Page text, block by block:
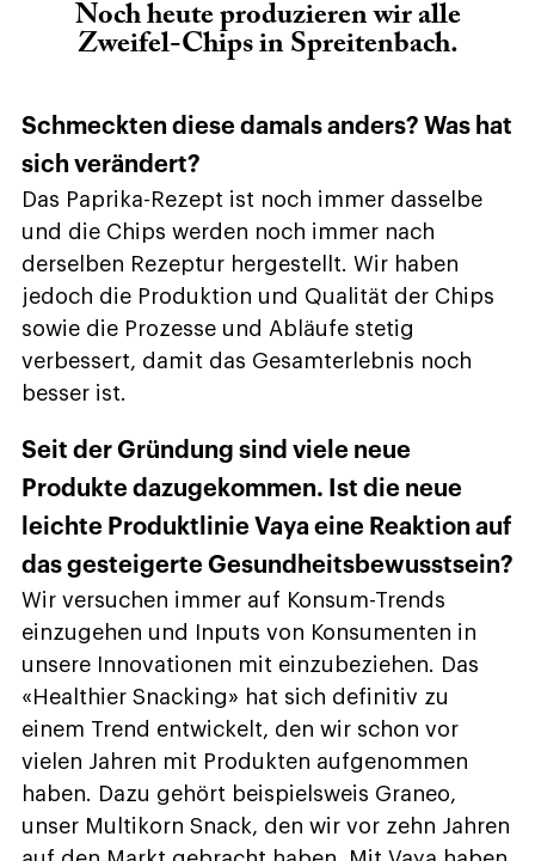
Noch heute produzieren wir alle
Zweifel-Chips in Spreitenbach.
Schmeckten diese damals anders? Was hat
sich verändert?
Das Paprika-Rezept ist noch immer dasselbe
und die Chips werden noch immer nach
derselben Rezeptur hergestellt. Wir haben
jedoch die Produktion und Qualität der Chips
sowie die Prozesse und Abläufe stetig
verbessert, damit das Gesamterlebnis noch
besser ist.
Seit der Gründung sind viele neue
Produkte dazugekommen. Ist die neue
leichte Produktlinie Vaya eine Reaktion auf
das gesteigerte Gesundheitsbewusstsein?
Wir versuchen immer auf Konsum-Trends
einzugehen und Inputs von Konsumenten in
unsere Innovationen mit einzubeziehen. Das
«Healthier Snacking» hat sich definitiv zu
einem Trend entwickelt, den wir schon vor
vielen Jahren mit Produkten aufgenommen
haben. Dazu gehört beispielsweis Graneo,
unser Multikorn Snack, den wir vor zehn Jahren